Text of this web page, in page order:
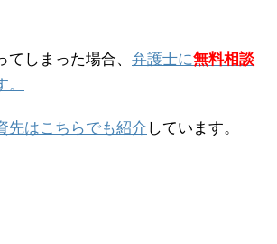
てしまった場合、 弁護士に無料相談
先はこちらでも紹介 しています。